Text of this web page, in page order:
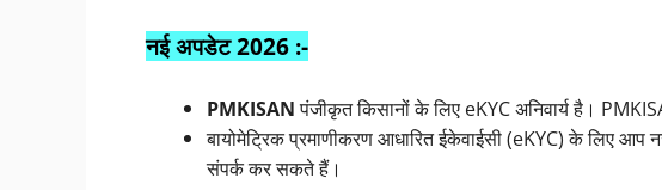
नई अपडेट 2026 :-
PMKISANपंजीकृत किसानों के लिए eKYC अनिवार्य है।
बायोमेट्रिक प्रमाणीकरण आधारित ईकेवाईसी (eKYC) के लिए
संपर्क कर सकते हैं।